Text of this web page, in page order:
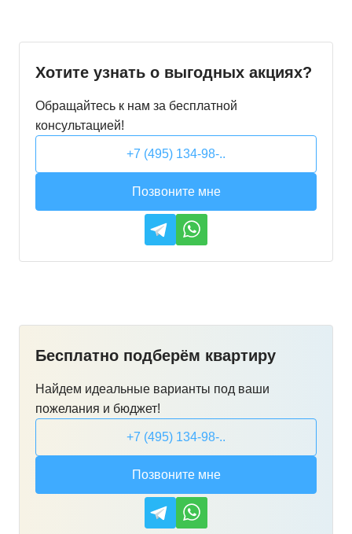
Хотите узнать о выгодных акциях?
Обращайтесь к нам за бесплатной
консультацией!
+7 (495) 134-98-..
Позвоните мне
Бесплатно подберём квартиру
Найдем идеальные варианты под ваши
пожелания и бюджет!
+7 (495) 134-98-..
Позвоните мне